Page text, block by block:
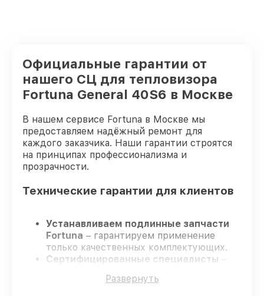
Официальные гарантии от
нашего СЦ для тепловизора
Fortuna General 40S6 в Москве
В нашем сервисе Fortuna в Москве мы
предоставляем надёжный ремонт для
каждого заказчика. Наши гарантии строятся
на принципах профессионализма и
прозрачности.
Технические гарантии для клиентов
Устанавливаем подлинные запчасти
Fortuna – гарантируем применение
только качественных комплектующих.
Сертифицированные специалисты –
обеспечивает надёжную работу
Развернуть